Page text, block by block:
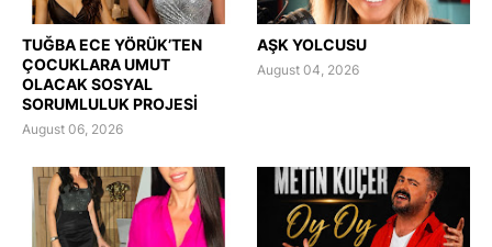
TUĞBA ECE YÖRÜK’TEN
ÇOCUKLARA UMUT
OLACAK SOSYAL
SORUMLULUK PROJESİ
August 06, 2026
AŞK YOLCUSU
August 04, 2026